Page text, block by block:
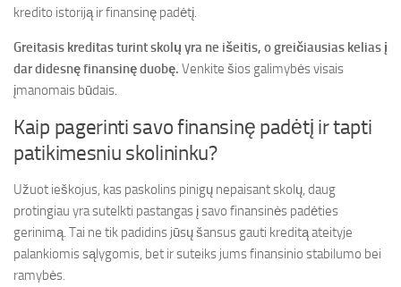
kredito istoriją ir finansinę padėtį.
Greitasis kreditas turint skolų yra ne išeitis, o greičiausias kelias į
dar didesnę finansinę duobę. Venkite šios galimybės visais
įmanomais būdais.
Kaip pagerinti savo finansinę padėtį ir tapti
patikimesniu skolininku?
Užuot ieškojus, kas paskolins pinigų nepaisant skolų, daug
protingiau yra sutelkti pastangas į savo finansinės padėties
gerinimą. Tai ne tik padidins jūsų šansus gauti kreditą ateityje
palankiomis sąlygomis, bet ir suteiks jums finansinio stabilumo bei
ramybės.